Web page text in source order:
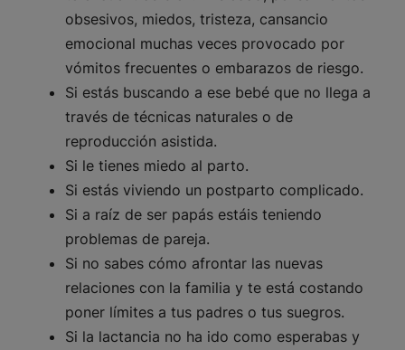
obsesivos, miedos, tristeza, cansancio
emocional muchas veces provocado por
vómitos frecuentes o embarazos de riesgo.
Si estás buscando a ese bebé que no llega a
través de técnicas naturales o de
reproducción asistida.
Si le tienes miedo al parto.
Si estás viviendo un postparto complicado.
Si a raíz de ser papás estáis teniendo
problemas de pareja.
Si no sabes cómo afrontar las nuevas
relaciones con la familia y te está costando
poner límites a tus padres o tus suegros.
Si la lactancia no ha ido como esperabas y